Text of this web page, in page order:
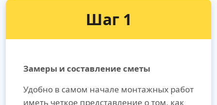
Шаг 1
Замеры и составление сметы
Удобно в самом начале монтажных работ
иметь четкое представление о том, как